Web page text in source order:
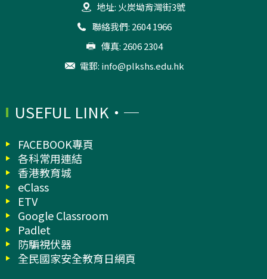
地址: 火炭坳背灣街3號
聯絡我們: 2604 1966
傳真: 2606 2304
電郵: info@plkshs.edu.hk
USEFUL LINK
FACEBOOK專頁
各科常用連結
香港教育城
eClass
ETV
Google Classroom
Padlet
防騙視伏器
全民國家安全教育日網頁